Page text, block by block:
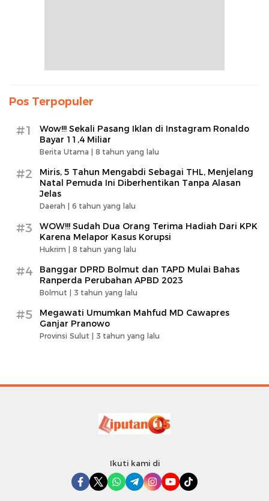
Pos Terpopuler
#1
Wow!!! Sekali Pasang Iklan di Instagram Ronaldo
Bayar 11,4 Miliar
Berita Utama | 8 tahun yang lalu
#2
Miris, 5 Tahun Mengabdi Sebagai THL, Menjelang
Natal Pemuda Ini Diberhentikan Tanpa Alasan
Jelas
Daerah | 6 tahun yang lalu
#3
WOW!!! Sudah Dua Orang Terima Hadiah Dari KPK
Karena Melapor Kasus Korupsi
Hukrim | 8 tahun yang lalu
#4
Banggar DPRD Bolmut dan TAPD Mulai Bahas
Ranperda Perubahan APBD 2023
Bolmut | 3 tahun yang lalu
#5
Megawati Umumkan Mahfud MD Cawapres
Ganjar Pranowo
Provinsi Sulut | 3 tahun yang lalu
Ikuti kami di